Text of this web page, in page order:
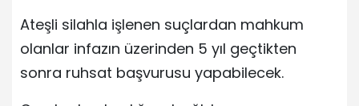
Ateşli silahla işlenen suçlardan mahkum
olanlar infazın üzerinden 5 yıl geçtikten
sonra ruhsat başvurusu yapabilecek.